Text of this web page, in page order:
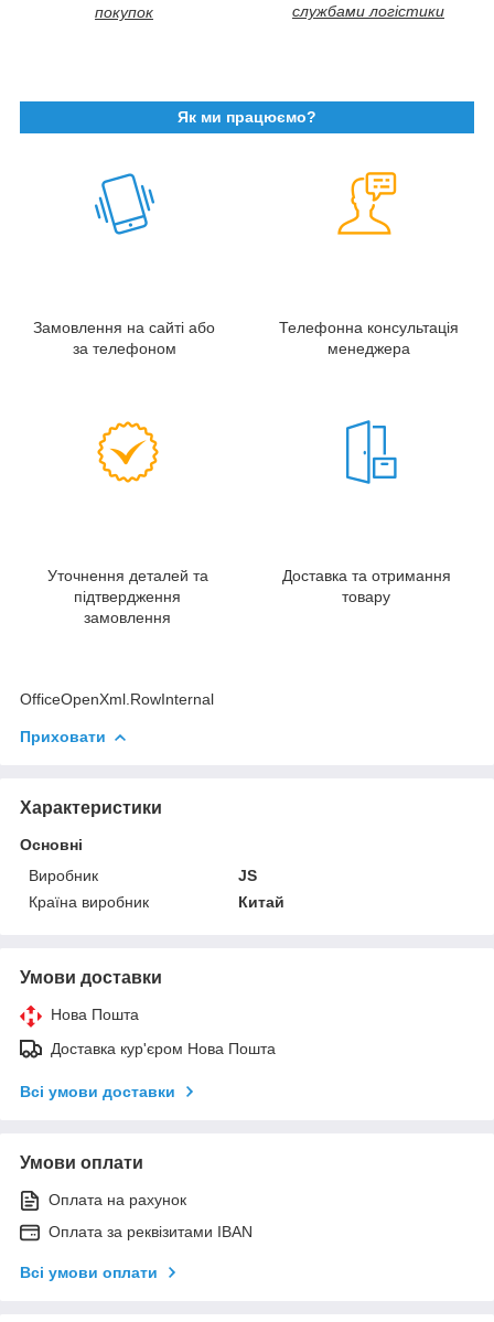
покупок службами логістики
Як ми працюємо?
Замовлення на сайті або
за телефоном
Телефонна консультація
менеджера
Уточнення деталей та
підтвердження
замовлення
Доставка та отримання
товару
OfficeOpenXml.RowInternal
Приховати
Характеристики
Основні
Виробник
JS
Країна виробник
Китай
Умови доставки
Нова Пошта
Доставка кур'єром Нова Пошта
Всі умови доставки
Умови оплати
Оплата на рахунок
Оплата за реквізитами IBAN
Всі умови оплати